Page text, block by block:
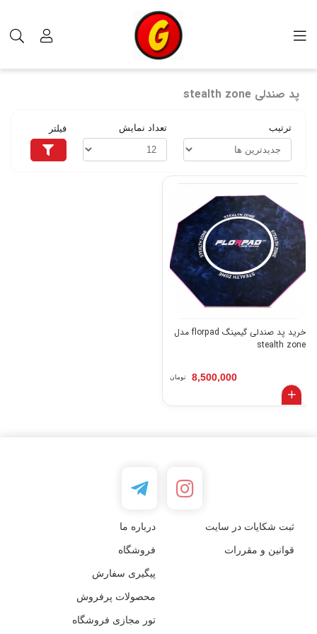
پد صندلی stealth zone
ترتیب تعداد نمایش فیلتر
خرید پد صندلی گیمینگ florpad مدل
stealth zone
8,500,000 تومان
ثبت شکایات در سایت درباره ما
قوانین و مقررات فروشگاه
پیگیری سفارش
محصولات پرفروش
تور مجازی فروشگاه